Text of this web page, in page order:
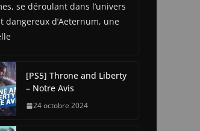
se déroulant dans l’univers
dangereux d’Aeternum, une
[PS5] Throne and Liberty
– Notre Avis
24 octobre 2024